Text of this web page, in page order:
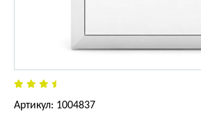
Артикул: 1004837